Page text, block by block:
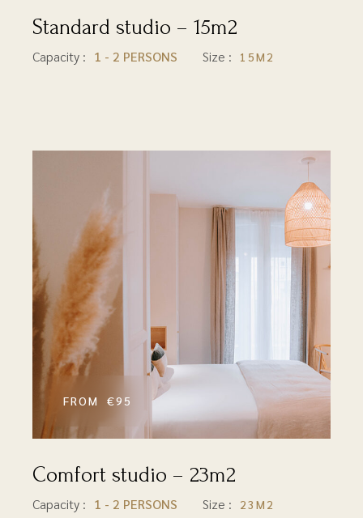
Standard studio – 15m2
15M2
€95
Comfort studio – 23m2
23M2